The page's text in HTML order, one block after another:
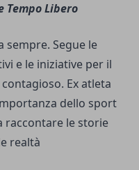
Tempo Libero
sempre. Segue le
e le iniziative per il
Ex atleta
dello sport
raccontare le storie
realtà